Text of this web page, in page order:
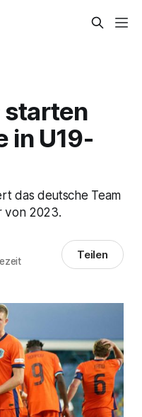
starten
in U19-
das deutsche Team
von 2023.
Teilen